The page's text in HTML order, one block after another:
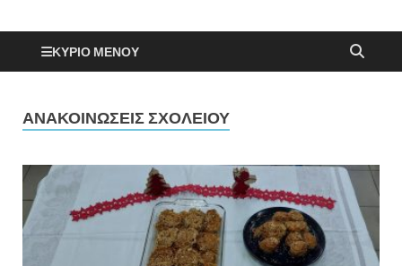
ΚΎΡΙΟ ΜΕΝΟΎ
ΑΝΑΚΟΙΝΏΣΕΙΣ ΣΧΟΛΕΊΟΥ